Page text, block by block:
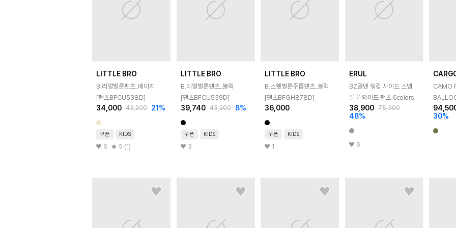
LITTLE BRO
B.리얼벌룬팬츠_베이지
[팬츠BFCU538D]
34,000 43,200 21 %
쿠폰 KIDS
6 5 (1)
LITTLE BRO
B.리얼벌룬팬츠_블랙
[팬츠BFCU539D]
39,740 43,200 8%
쿠폰 KIDS
3
LITTLE BRO
B.스웻벌룬주름팬츠_블랙
[팬츠BFGH878D]
36,000
쿠폰 KIDS
1
ERUL
BZ골덴 워킹 사이드 스냅
벌룬 와이드 팬츠 6colors
38,900 75,300
48%
6
CAMO
30%